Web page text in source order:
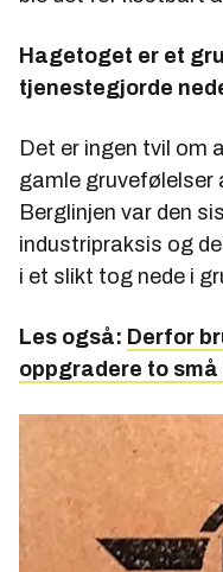
Hagetoget er et
tjenestegjorde
Det er ingen tvil om
gamle gruvefølelser
Berglinjen var den
industripraksis og
i et slikt tog nede i
Les også: Derfor
oppgradere to